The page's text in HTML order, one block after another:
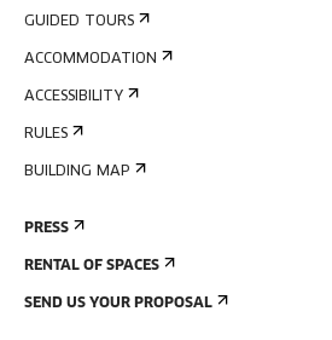
GUIDED TOURS
ACCOMMODATION
ACCESSIBILITY
RULES
BUILDING MAP
PRESS
RENTAL OF SPACES
SEND US YOUR PROPOSAL